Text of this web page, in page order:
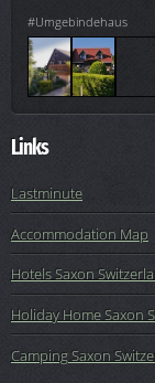
#Umgebindehaus
Links
Lastminute
Accommodation Map
Hotels Saxon
Holiday Home Saxon
Camping Saxon